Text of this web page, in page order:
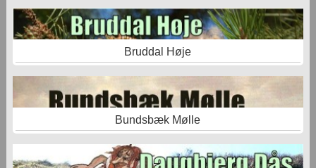
Bruddal Høje
Bundsbæk Mølle